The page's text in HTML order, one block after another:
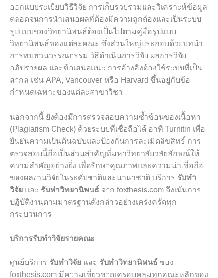
ออกแบบระเบียบวิธีวิจัย การเก็บรวบรวมและวิเคราะห์ข้อมูล
ตลอดจนการนำเสนอผลที่ต้องมีความถูกต้องและเป็นระบบ
รูปแบบของวิทยานิพนธ์ต้องเป็นไปตามคู่มือรูปแบบ
วิทยานิพนธ์ของแต่ละคณะ ซึ่งส่วนใหญ่ประกอบด้วยบทนำ
การทบทวนวรรณกรรม วิธีดำเนินการวิจัย ผลการวิจัย
อภิปรายผล และข้อเสนอแนะ การอ้างอิงต้องใช้ระบบที่เป็น
สากล เช่น APA, Vancouver หรือ Harvard ขึ้นอยู่กับข้อ
กำหนดเฉพาะของแต่ละสาขาวิชา
นอกจากนี้ ยังต้องมีการตรวจสอบความซ้ำซ้อนของเนื้อหา
(Plagiarism Check) ด้วยระบบที่เชื่อถือได้ อาทิ Turnitin เพื่อ
ยืนยันความเป็นต้นฉบับและป้องกันการละเมิดลิขสิทธิ์ การ
ตรวจสอบนี้ถือเป็นส่วนสำคัญที่มหาวิทยาลัยวลัยลักษณ์ให้
ความสำคัญอย่างยิ่ง เพื่อรักษาคุณภาพและความน่าเชื่อถือ
ของผลงานวิจัยในระดับชาติและนานาชาติ บริการ รับทำ
วิจัย และ รับทำวิทยานิพนธ์ จาก foxthesis.com จึงเน้นการ
ปฏิบัติงานตามมาตรฐานดังกล่าวอย่างเคร่งครัดทุก
กระบวนการ
บริการรับทำวิจัยรายคณะ
ศูนย์บริการ รับทำวิจัย และ รับทำวิทยานิพนธ์ ของ
foxthesis.com มีความเชี่ยวชาญครอบคลุมทุกคณะหลักของ